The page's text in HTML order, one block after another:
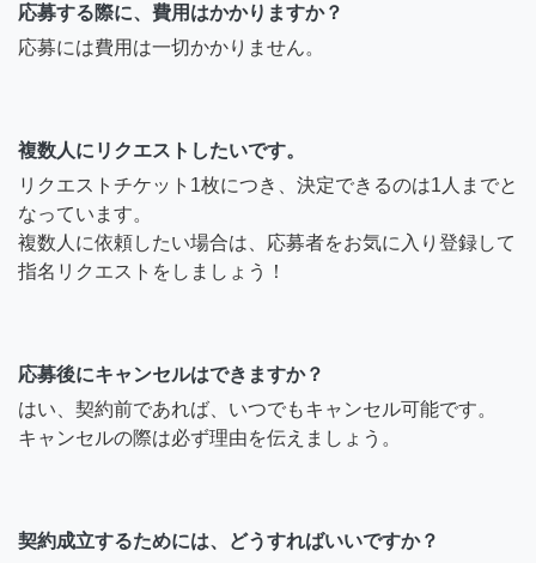
応募する際に、費用はかかりますか？
応募には費用は一切かかりません。
複数人にリクエストしたいです。
リクエストチケット1枚につき、決定できるのは1人までと
なっています。
複数人に依頼したい場合は、応募者をお気に入り登録して
指名リクエストをしましょう！
応募後にキャンセルはできますか？
はい、契約前であれば、いつでもキャンセル可能です。
キャンセルの際は必ず理由を伝えましょう。
契約成立するためには、どうすればいいですか？